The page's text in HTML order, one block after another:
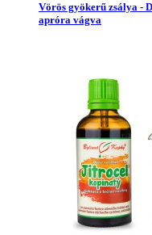
Vörös gyökerű zsálya -
apróra vágva